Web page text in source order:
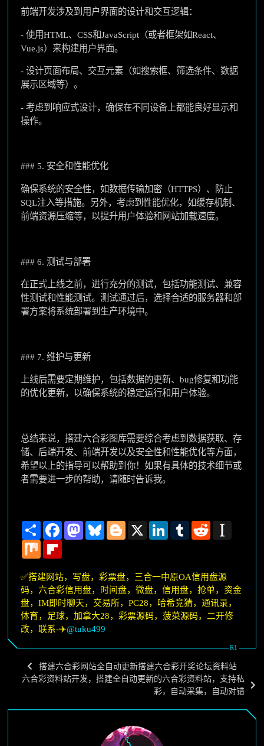
前端开发涉及到用户界面的设计和交互逻辑：
- 使用HTML、CSS和JavaScript（或者框架如React、
Vue.js）来构建用户界面。
- 设计页面布局、交互元素（如搜索框、筛选条件、数据
展示区域等）。
- 考虑到响应式设计，确保在不同设备上都能良好显示和
操作。
### 5. 安全和性能优化
确保系统的安全性，如数据传输加密（HTTPS）、防止
SQL注入等措施。另外，考虑到性能优化，如缓存机制、
前端资源压缩等，以提升用户体验和网站加载速度。
### 6. 测试与部署
在正式上线之前，进行充分的测试，包括功能测试、兼容
性测试和性能测试。测试通过后，选择合适的服务器和部
署方案将系统部署到生产环境中。
### 7. 维护与更新
上线后需要定期维护，包括数据的更新、bug修复和功能
的优化更新，以确保系统的稳定运行和用户体验。
总结来说，搭建六合彩图库需要综合考虑到数据获取、存
储、后端开发、前端开发以及安全性和性能优化等方面，
希望以上的指导可以帮助到你！如果有具体的技术细节或
者需要进一步的帮助，请随时告诉我。
Share FacebookMastodonBluesky BloggerX LinkedInTumblr Reddit
Mix
✅搭建网站，写盘，彩票盘，三合一中原OA信用盘源
码，六合彩信用盘，时间盘，微盘，信用盘，抢单，资金
盘，IM即时聊天，交易所，PC28，哈希竞猜，通讯录，
体育，足球，加拿大28，彩票源码，菠菜源码，二开修
改，联系-✈️@tuku499
搭建六合彩网站全自动更新搭建六合彩开奖论坛资料站
六合彩资料站开发，搭建全自动更新的六合彩资料站，支持私
彩，自动采集，自动对错